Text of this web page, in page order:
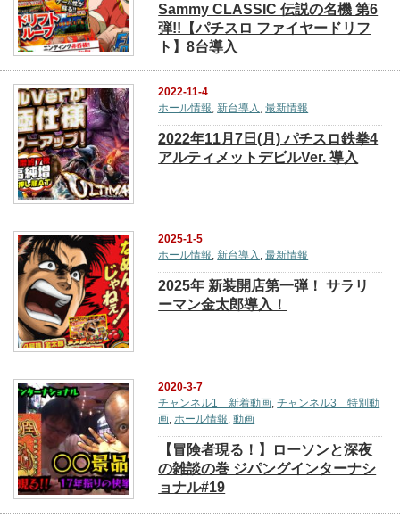
Sammy CLASSIC 伝説の名機 第6
弾!!【パチスロ ファイヤードリフ
ト】8台導入
2022-11-4
ホール情報 新台導入 ,最新情報
2022年11月7日(月) パチスロ鉄拳4
アルティメットデビルVer. 導入
2025-1-5
ホール情報, 新台導入 ,最新情報
2025年 新装開店第一弾！ サラリ
ーマン金太郎導入！
2020-3-7
チャンネル1 新着動画 ,チャンネル3 特別動
画 ホール情報 ,動画
【冒険者現る！】ローソンと深夜
の雑談の巻 ジパングインターナシ
ョナル#19